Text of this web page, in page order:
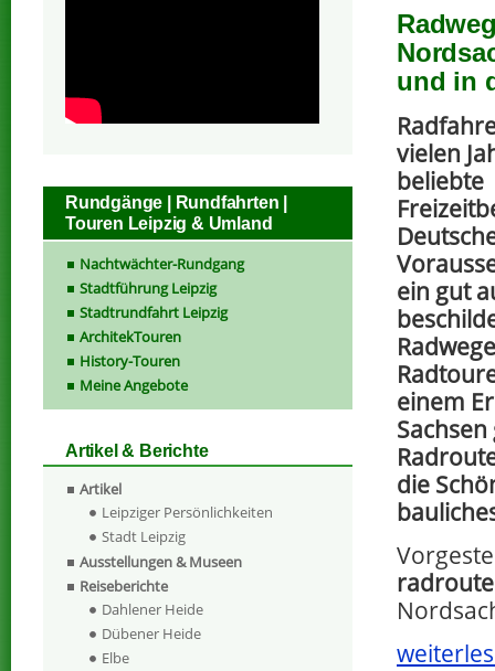
und in
vielen
beliebte
ein gut
einem
die
Rundgänge | Rundfahrten |
Touren Leipzig & Umland
Nachtwächter-Rundgang
Stadtführung Leipzig
Stadtrundfahrt Leipzig
ArchitekTouren
History-Touren
Meine Angebote
Artikel & Berichte
Artikel
Leipziger Persönlichkeiten
Stadt Leipzig
Ausstellungen & Museen
Reiseberichte
Dahlener Heide
Dübener Heide
Elbe